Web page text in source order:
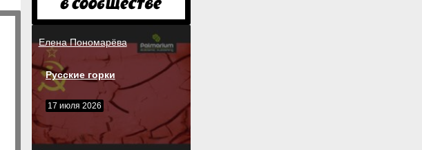
Елена Пономарёва
Русские горки
17 июля 2026